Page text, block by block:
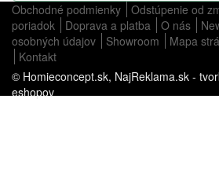
Obchodné podmienky Odstúpenie od
poriadok
Doprava a platba O nás
osobných údajov
Showroom Mapa
Kontakt
© Homieconcept.sk, NajReklama.sk -
eshopov